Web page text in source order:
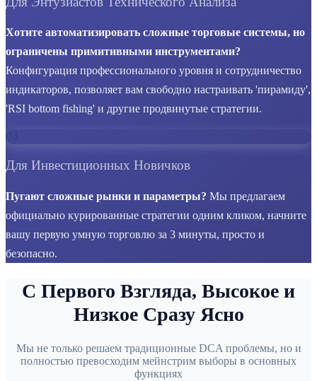
Хотите автоматизировать сложные торговые системы, но
ограничены примитивными инструментами?
Конфигурация профессионального уровня и сотрудничество
индикаторов, позволяет вам свободно настраивать 'пирамиду',
'RSI bottom fishing' и другие продвинутые стратегии.
Для Инвестиционных Новичков
Пугают сложные рынки и параметры? Мы предлагаем
официально курированные стратегии одним кликом, начните
вашу первую умную торговлю за 3 минуты, просто и
безопасно.
С Первого Взгляда, Высокое и
Низкое Сразу Ясно
Мы не только решаем традиционные DCA проблемы, но и
полностью превосходим мейнстрим выборы в основных
функциях